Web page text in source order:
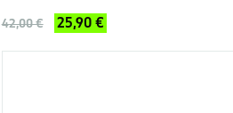
42,00 € 25,90 €